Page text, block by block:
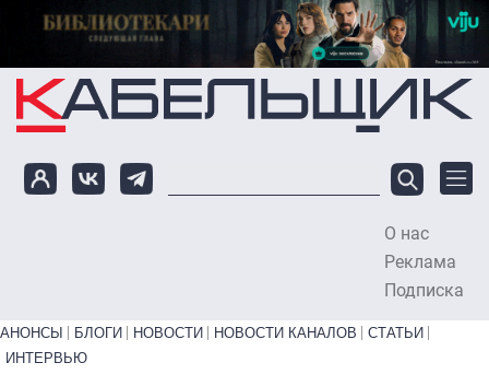
Перейти к основному содержанию
О нас
Реклама
Подписка
Primary links bottom
АНОНСЫ БЛОГИ НОВОСТИ НОВОСТИ КАНАЛОВ
СТАТЬИ
ИНТЕРВЬЮ